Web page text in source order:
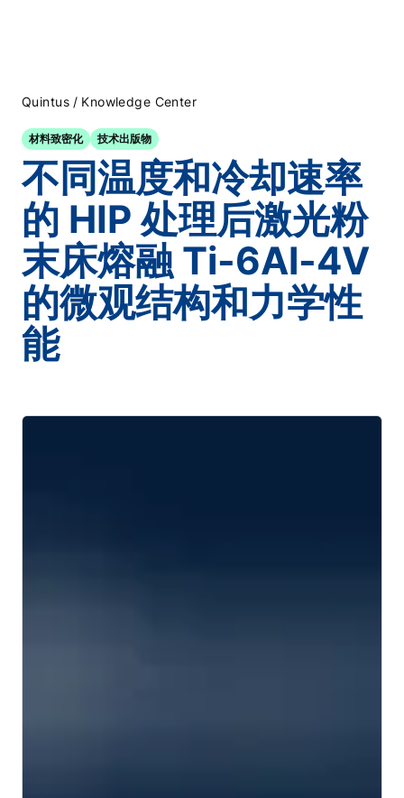
Quintus / Knowledge Center
材料致密化 技术出版物
不同温度和冷却速率
的 HIP 处理后激光粉
末床熔融 Ti-6Al-4V
的微观结构和力学性
能